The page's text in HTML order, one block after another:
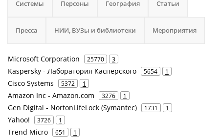
Системы Персоны География Статьи
Пресса НИИ, ВУЗы и библиотеки Мероприятия
Microsoft Corporation 25770 3
Kaspersky - Лаборатория Касперского 5654 1
Cisco Systems 5372 1
Amazon Inc - Amazon.com 3276 1
Gen Digital - NortonLifeLock (Symantec) 1731 1
Yahoo! 3726 1
Trend Micro 651 1